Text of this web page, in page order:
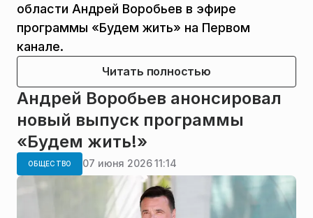
области Андрей Воробьев в эфире
программы «Будем жить» на Первом
канале.
Читать полностью
Андрей Воробьев анонсировал
новый выпуск программы
«Будем жить!»
ОБЩЕСТВО 07 июня 2026 11:14